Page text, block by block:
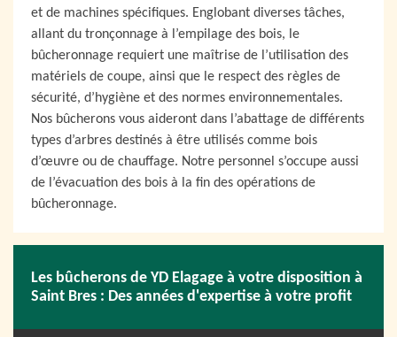
et de machines spécifiques. Englobant diverses tâches,
allant du tronçonnage à l’empilage des bois, le
bûcheronnage requiert une maîtrise de l’utilisation des
matériels de coupe, ainsi que le respect des règles de
sécurité, d’hygiène et des normes environnementales.
Nos bûcherons vous aideront dans l’abattage de différents
types d’arbres destinés à être utilisés comme bois
d’œuvre ou de chauffage. Notre personnel s’occupe aussi
de l’évacuation des bois à la fin des opérations de
bûcheronnage.
Les bûcherons de YD Elagage à votre disposition à
Saint Bres : Des années d'expertise à votre profit